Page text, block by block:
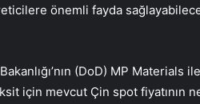
önemli fayda
(DoD) MP Materials
için mevcut Çin spot fiyatının